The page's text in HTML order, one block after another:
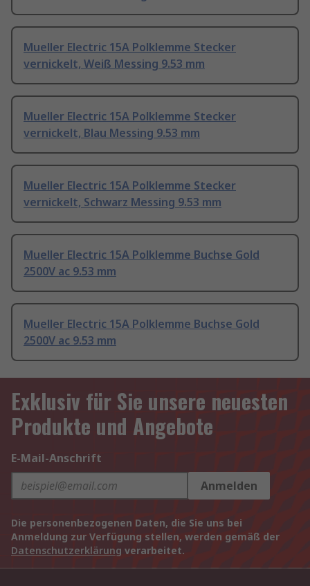
Mueller Electric 15A Polklemme Stecker
vernickelt, Weiß Messing 9.53 mm
Mueller Electric 15A Polklemme Stecker
vernickelt, Blau Messing 9.53 mm
Mueller Electric 15A Polklemme Stecker
vernickelt, Schwarz Messing 9.53 mm
Mueller Electric 15A Polklemme Buchse Gold
2500V ac 9.53 mm
Mueller Electric 15A Polklemme Buchse Gold
2500V ac 9.53 mm
Exklusiv für Sie unsere neuesten
Produkte und Angebote
E-Mail-Anschrift
Anmelden
Die personenbezogenen Daten, die Sie uns bei
Anmeldung zur Verfügung stellen, werden gemäß der
Datenschutzerklärung verarbeitet.